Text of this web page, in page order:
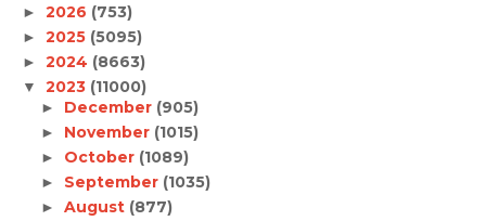
► 2026 (753)
► 2025 (5095)
► 2024 (8663)
▼ 2023 (11000)
► December (905)
► November (1015)
► October (1089)
► September (1035)
► August (877)